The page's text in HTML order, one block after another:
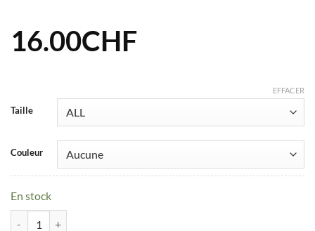
16.00CHF
Taille
Couleur
EFFACER
En stock